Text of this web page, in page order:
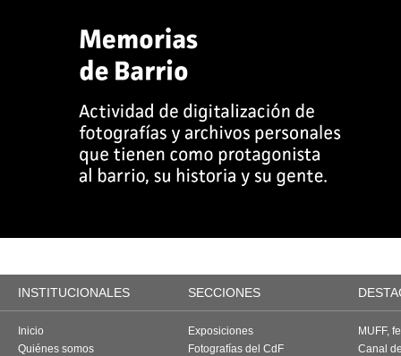
INSTITUCIONALES SECCIONES
Inicio
Quiénes somos
Exposiciones
Fotografías del CdF
MUFF,
Canal